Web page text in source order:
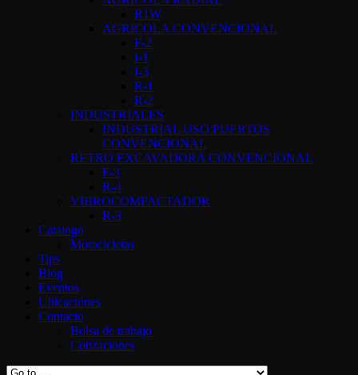
R1W
AGRICOLA CONVENCIONAL
F-2
I-1
I-3
R-1
R-2
INDUSTRIALES
INDUSTRIAL USO PUERTOS
CONVENCIONAL
RETRO EXCAVADORA CONVENCIONAL
F-3
R-4
VIBROCOMPACTADOR
R-3
Catalogo
Motocicletas
Tips
Blog
Eventos
Ubicaciones
Contacto
Bolsa de trabajo
Cotizaciones